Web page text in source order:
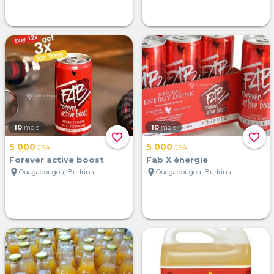
favorite_border
10 mois
5 000CFA
Forever active boost
location_on
Ouagadougou, Burkina Faso
favorite_border
10 mois
5 000CFA
Fab X énergie
location_on
Ouagadougou, Burkina Faso